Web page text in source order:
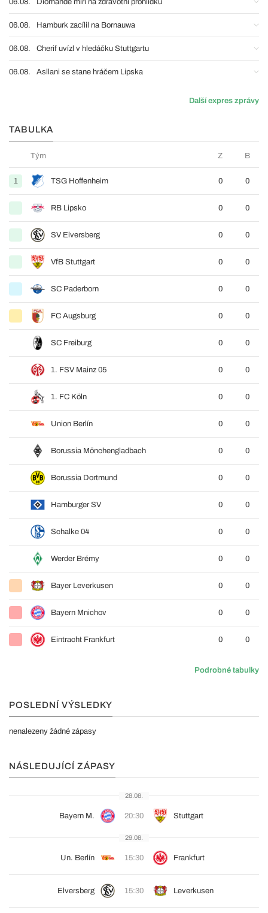
06.08. Diomande míří na zdravotní prohlídku
06.08. Hamburk zacílil na Bornauwa
06.08. Cherif uvízl v hledáčku Stuttgartu
06.08. Asllani se stane hráčem Lipska
Další expres zprávy
TABULKA
Tým Z B
1 TSG Hoffenheim 0 0
RB Lipsko 0 0
SV Elversberg 0 0
VfB Stuttgart 0 0
SC Paderborn 0 0
FC Augsburg 0 0
SC Freiburg 0 0
1. FSV Mainz 05 0 0
1. FC Köln 0 0
Union Berlín 0 0
Borussia Mönchengladbach 0 0
Borussia Dortmund 0 0
Hamburger SV 0 0
Schalke 04 0 0
Werder Brémy 0 0
Bayer Leverkusen 0 0
Bayern Mnichov 0 0
Eintracht Frankfurt 0 0
Podrobné tabulky
POSLEDNÍ VÝSLEDKY
nenalezeny žádné zápasy
NÁSLEDUJÍCÍ ZÁPASY
28.08.
Bayern M. 20:30 Stuttgart
29.08.
Un. Berlín 15:30 Frankfurt
Elversberg 15:30 Leverkusen